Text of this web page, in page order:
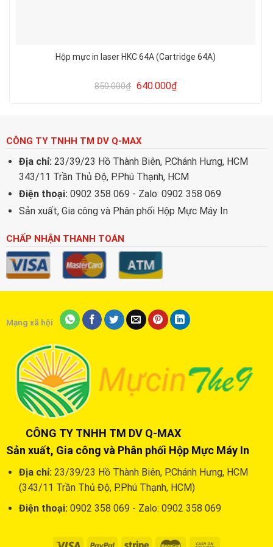
Hộp mực in laser HKC 64A (Cartridge 64A)
850.000₫ 640.000₫
CÔNG TY TNHH TM DV Q-MAX
Địa chỉ: 23/39/23 Hồ Thành Biên, P.Chánh Hưng, HCM
343/11 Trần Thủ Độ, P.Phú Thạnh, HCM
Điện thoại: 0902 358 069 - Zalo: 0902 358 069
Sản xuất, Gia công và Phân phối Hộp Mực Máy In
CHẤP NHẬN THANH TOÁN
Mạng xã hội
CÔNG TY TNHH TM DV Q-MAX
Sản xuất, Gia công và Phân phối Hộp Mực Máy In
Địa chỉ: 23/39/23 Hồ Thành Biên, P.Chánh Hưng, HCM
(343/11 Trần Thủ Độ, P.Phú Thạnh, HCM)
Điện thoại: 0902 358 069 - Zalo: 0902 358 069